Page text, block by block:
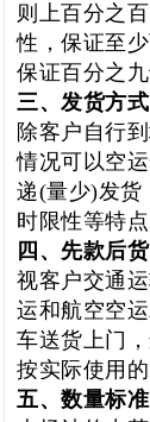
则上百分之
性，保证至
保证百分之九
三、发货方式
除客户自行
情况可以空
递(量少)发货
时限性等特
四、先款后货
视客户交通
运和航空空
车送货上门
按实际使用
五、数量标准